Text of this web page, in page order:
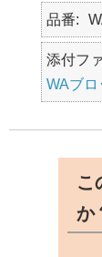
品番
添付フ
WAブロ
こ
か